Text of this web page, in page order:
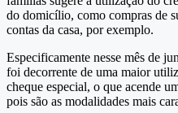
do domicílio, como compras de
contas da casa, por exemplo.
Especificamente nesse mês de
foi decorrente de uma maior
cheque especial, o que acende
pois são as modalidades mais